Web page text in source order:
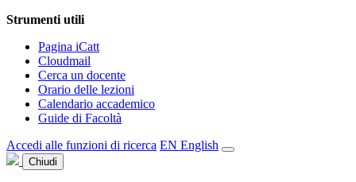
Strumenti utili
Pagina iCatt
Cloudmail
Cerca un docente
Orario delle lezioni
Calendario accademico
Guide di Facoltà
Accedi alle funzioni di ricerca EN English
Chiudi